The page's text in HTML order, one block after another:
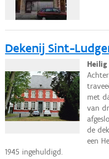
Dekenij Sint-
met
van
de
een
1945 ingehuldigd.